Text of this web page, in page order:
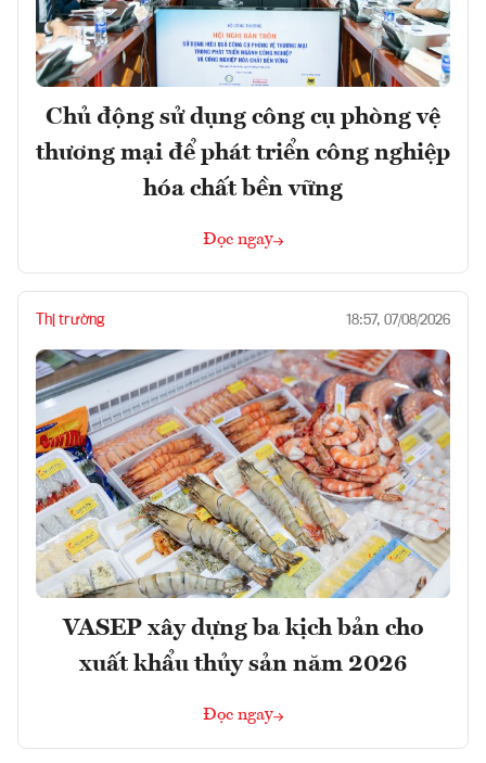
Chủ động sử dụng công cụ phòng vệ
thương mại để phát triển công nghiệp
hóa chất bền vững
Đọc ngay
Thị trường 18:57, 07/08/2026
VASEP xây dựng ba kịch bản cho
xuất khẩu thủy sản năm 2026
Đọc ngay